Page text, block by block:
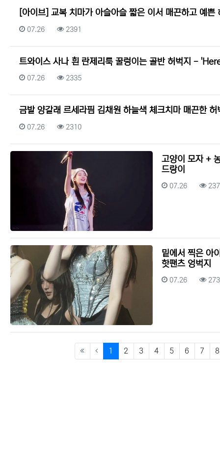
[아이브] 교복 치마가 아슬아슬 짧은 이서 매끈하고 예쁜
등록일
07.26 조회
2391
트와이스 사나 흰 란제리룩 꿀렁이는 골반 허벅지 -
등록일
07.26 조회
2335
금발 양갈래 르세라핌 김채원 하늘색 체크치마 매끈한 허
등록일
07.26 조회
2310
고양이 모자 +
드랑이
등록일
07.26 조회
밑에서 찍은 아
핫팬츠 엉벅지
등록일
07.26 조회
1 (current)
2 3 4 5 6 7 8